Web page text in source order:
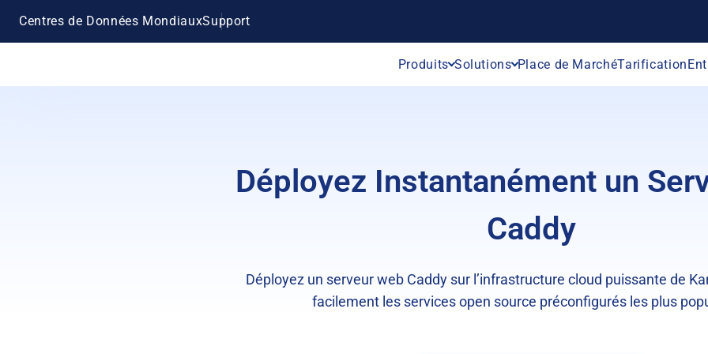
Centres de Données MondiauxSupport
Produits Solutions Place de MarchéTarification
Déployez Instantanément un
Caddy
Déployez un serveur web Caddy sur l’infrastructure cloud puissante de
facilement les services open source préconfigurés les plus